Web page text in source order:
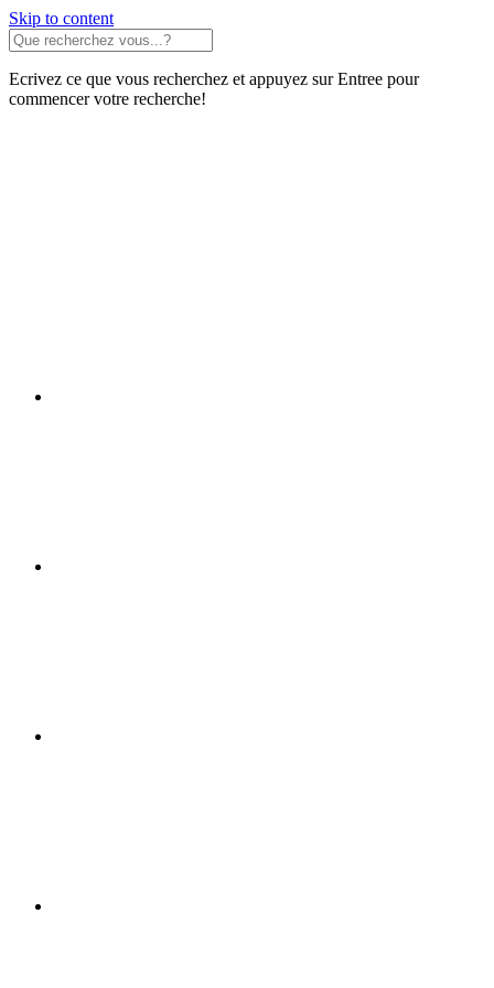
Skip to content
Ecrivez ce que vous recherchez et appuyez sur Entree pour
commencer votre recherche!